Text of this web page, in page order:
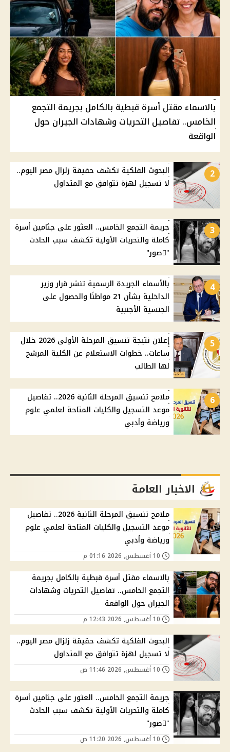
بالاسماء مقتل أسرة قبطية بالكامل بجريمة التجمع
الخامس.. تفاصيل التحريات وشهادات الجيران حول
الواقعة
2
البحوث الفلكية تكشف حقيقة زلزال مصر اليوم..
لا تسجيل لهزة تتوافق مع المتداول
3
جريمة التجمع الخامس.. العثور على جثامين أسرة
كاملة والتحريات الأولية تكشف سبب الحادث
"ًصور"
4
بالأسماء الجريدة الرسمية تنشر قرار وزير
الداخلية بشأن 21 مواطنًا والحصول على
الجنسية الأجنبية
5
إعلان نتيجة تنسيق المرحلة الأولى 2026 خلال
ساعات.. خطوات الاستعلام عن الكلية المرشح
لها الطالب
6
ملامح تنسيق المرحلة الثانية 2026.. تفاصيل
موعد التسجيل والكليات المتاحة لعلمي علوم
ورياضة وأدبي
الاخبار العامة
ملامح تنسيق المرحلة الثانية 2026.. تفاصيل
موعد التسجيل والكليات المتاحة لعلمي علوم
ورياضة وأدبي
بالاسماء مقتل أسرة قبطية بالكامل بجريمة
التجمع الخامس.. تفاصيل التحريات وشهادات
الجيران حول الواقعة
البحوث الفلكية تكشف حقيقة زلزال مصر اليوم..
لا تسجيل لهزة تتوافق مع المتداول
جريمة التجمع الخامس.. العثور على جثامين أسرة
كاملة والتحريات الأولية تكشف سبب الحادث
"ًصور"